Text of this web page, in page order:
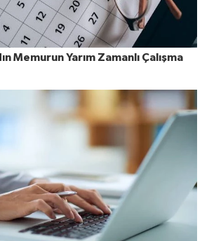
Memurun Yarım Zamanlı Çalışma